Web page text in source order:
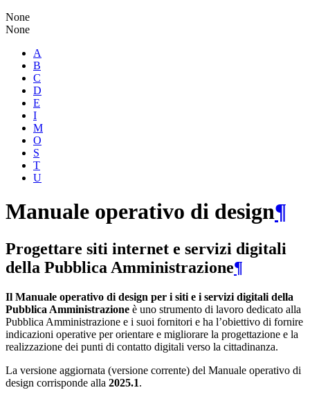
None
None
A
B
C
D
E
I
M
O
S
T
U
Manuale operativo di design¶
Progettare siti internet e servizi digitali
della Pubblica Amministrazione¶
Il Manuale operativo di design per i siti e i servizi digitali della
Pubblica Amministrazione è uno strumento di lavoro dedicato alla
Pubblica Amministrazione e i suoi fornitori e ha l’obiettivo di fornire
indicazioni operative per orientare e migliorare la progettazione e la
realizzazione dei punti di contatto digitali verso la cittadinanza.
La versione aggiornata (versione corrente) del Manuale operativo di
design corrisponde alla 2025.1.